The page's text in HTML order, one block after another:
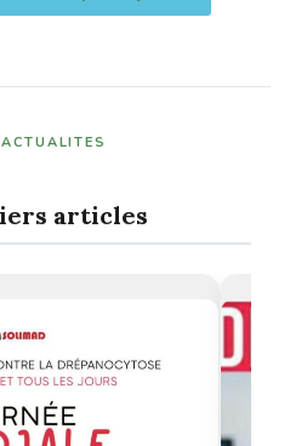
articles